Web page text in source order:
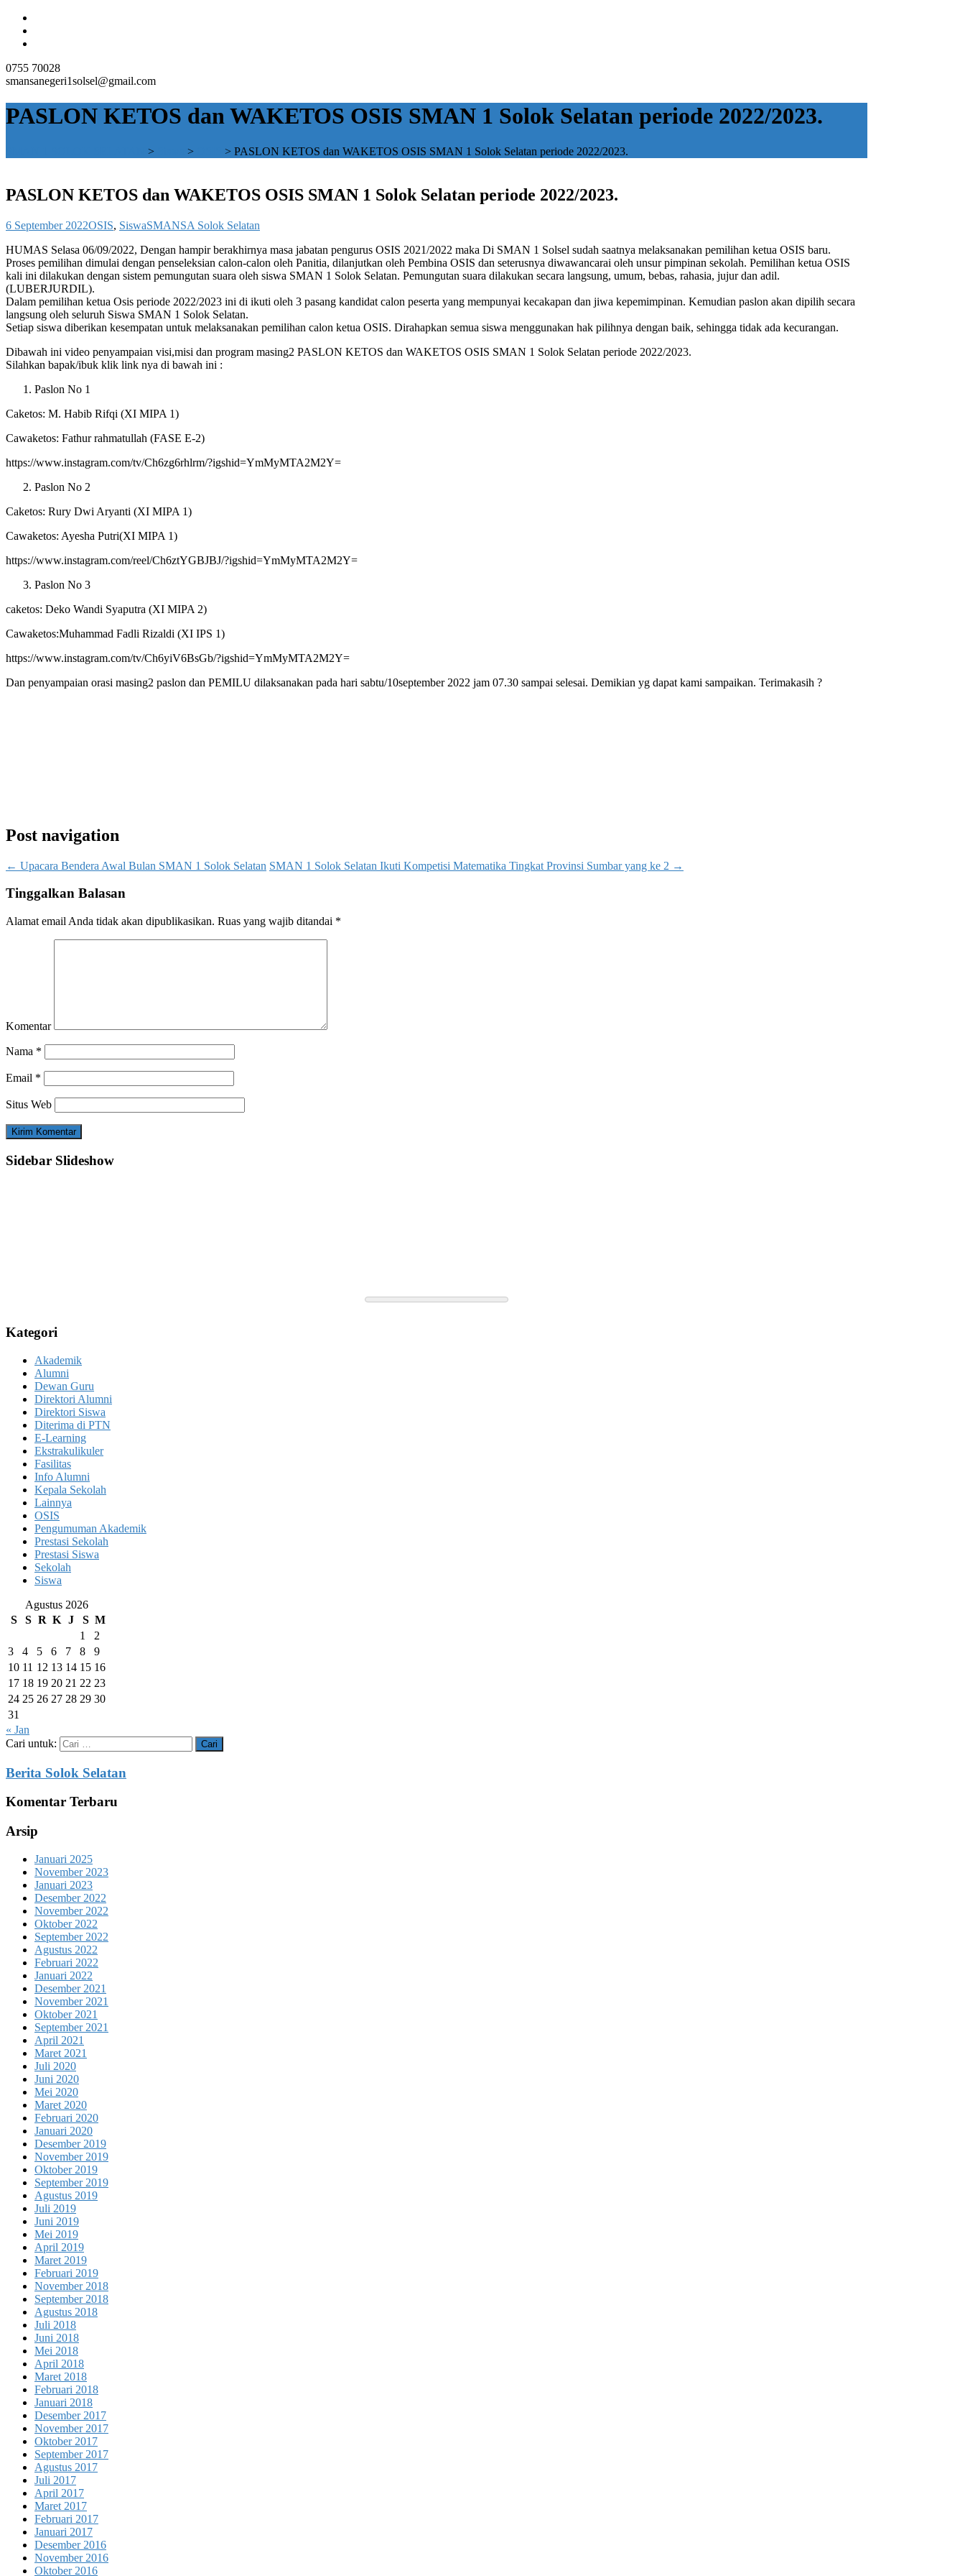
0755 70028
smansanegeri1solsel@gmail.com
PASLON KETOS dan WAKETOS OSIS SMAN 1 Solok Selatan periode 2022/2023.
> > > PASLON KETOS dan WAKETOS OSIS SMAN 1 Solok Selatan periode 2022/2023.
PASLON KETOS dan WAKETOS OSIS SMAN 1 Solok Selatan periode 2022/2023.
6 September 2022OSIS, SiswaSMANSA Solok Selatan
HUMAS Selasa 06/09/2022, Dengan hampir berakhirnya masa jabatan pengurus OSIS 2021/2022 maka Di SMAN 1 Solsel sudah saatnya melaksanakan pemilihan ketua OSIS baru.
Proses pemilihan dimulai dengan penseleksian calon-calon oleh Panitia, dilanjutkan oleh Pembina OSIS dan seterusnya diwawancarai oleh unsur pimpinan sekolah. Pemilihan ketua OSIS
kali ini dilakukan dengan sistem pemungutan suara oleh siswa SMAN 1 Solok Selatan. Pemungutan suara dilakukan secara langsung, umum, bebas, rahasia, jujur dan adil.
(LUBERJURDIL).
Dalam pemilihan ketua Osis periode 2022/2023 ini di ikuti oleh 3 pasang kandidat calon peserta yang mempunyai kecakapan dan jiwa kepemimpinan. Kemudian paslon akan dipilih secara
langsung oleh seluruh Siswa SMAN 1 Solok Selatan.
Setiap siswa diberikan kesempatan untuk melaksanakan pemilihan calon ketua OSIS. Dirahapkan semua siswa menggunakan hak pilihnya dengan baik, sehingga tidak ada kecurangan.
Dibawah ini video penyampaian visi,misi dan program masing2 PASLON KETOS dan WAKETOS OSIS SMAN 1 Solok Selatan periode 2022/2023.
Silahkan bapak/ibuk klik link nya di bawah ini :
Paslon No 1
Caketos: M. Habib Rifqi (XI MIPA 1)
Cawaketos: Fathur rahmatullah (FASE E-2)
https://www.instagram.com/tv/Ch6zg6rhlrm/?igshid=YmMyMTA2M2Y=
Paslon No 2
Caketos: Rury Dwi Aryanti (XI MIPA 1)
Cawaketos: Ayesha Putri(XI MIPA 1)
https://www.instagram.com/reel/Ch6ztYGBJBJ/?igshid=YmMyMTA2M2Y=
Paslon No 3
caketos: Deko Wandi Syaputra (XI MIPA 2)
Cawaketos:Muhammad Fadli Rizaldi (XI IPS 1)
https://www.instagram.com/tv/Ch6yiV6BsGb/?igshid=YmMyMTA2M2Y=
Dan penyampaian orasi masing2 paslon dan PEMILU dilaksanakan pada hari sabtu/10september 2022 jam 07.30 sampai selesai. Demikian yg dapat kami sampaikan. Terimakasih ?
Post navigation
← Upacara Bendera Awal Bulan SMAN 1 Solok Selatan SMAN 1 Solok Selatan Ikuti Kompetisi Matematika Tingkat Provinsi Sumbar yang ke 2 →
Tinggalkan Balasan
Alamat email Anda tidak akan dipublikasikan. Ruas yang wajib ditandai *
Komentar
Nama *
Email *
Situs Web
Sidebar Slideshow
Kategori
Akademik
Alumni
Dewan Guru
Direktori Alumni
Direktori Siswa
Diterima di PTN
E-Learning
Ekstrakulikuler
Fasilitas
Info Alumni
Kepala Sekolah
Lainnya
OSIS
Pengumuman Akademik
Prestasi Sekolah
Prestasi Siswa
Sekolah
Siswa
Agustus 2026
S
S R K J S M
1
2
3
4 5 6 7 8
9
10 11 12 13 14 15 16
17 18 19 20 21 22 23
24 25 26 27 28 29 30
31
« Jan
Cari untuk:
Berita Solok Selatan
Komentar Terbaru
Arsip
Januari 2025
November 2023
Januari 2023
Desember 2022
November 2022
Oktober 2022
September 2022
Agustus 2022
Februari 2022
Januari 2022
Desember 2021
November 2021
Oktober 2021
September 2021
April 2021
Maret 2021
Juli 2020
Juni 2020
Mei 2020
Maret 2020
Februari 2020
Januari 2020
Desember 2019
November 2019
Oktober 2019
September 2019
Agustus 2019
Juli 2019
Juni 2019
Mei 2019
April 2019
Maret 2019
Februari 2019
November 2018
September 2018
Agustus 2018
Juli 2018
Juni 2018
Mei 2018
April 2018
Maret 2018
Februari 2018
Januari 2018
Desember 2017
November 2017
Oktober 2017
September 2017
Agustus 2017
Juli 2017
April 2017
Maret 2017
Februari 2017
Januari 2017
Desember 2016
November 2016
Oktober 2016